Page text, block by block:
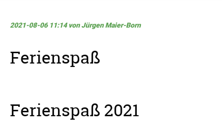
2021-08-06 11:14von Jürgen Maier-Born
Ferienspaß
Ferienspaß 2021